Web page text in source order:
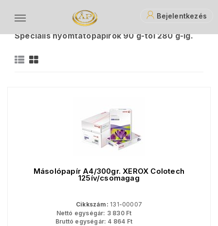
Bejelentkezés
Fénymásoló és nyomtató papírok
Speciális nyomtatópapírok 90 g-tól 280 g-ig.
Másolópapír A4/300gr. XEROX Colotech
125ív/csomagag
Cikkszám: 131-00007
Nettó egységár: 3 830Ft
Bruttó egységár: 4 864 Ft